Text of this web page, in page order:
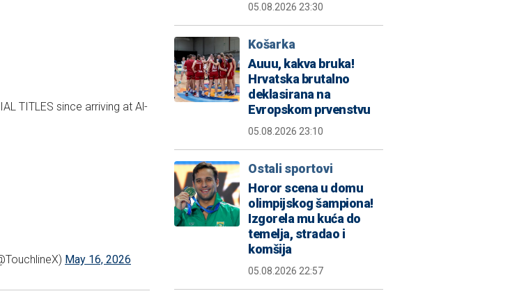
TITLES since arriving at Al-
May 16, 2026
05.08.2026 23:30
Košarka
Auuu, kakva bruka!
Hrvatska brutalno
deklasirana na
Evropskom prvenstvu
05.08.2026 23:10
Ostali sportovi
Horor scena u domu
olimpijskog šampiona!
Izgorela mu kuća do
temelja, stradao i
komšija
05.08.2026 22:57